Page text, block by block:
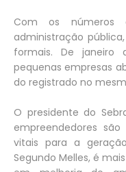
Com os números
administração
formais. De
pequenas empresas
do registrado no
O presidente do
empreendedores
vitais para a
Segundo Melles, é